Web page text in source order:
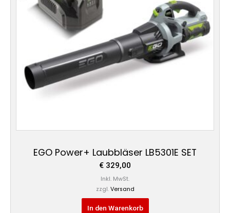
EGO Power+ Laubbläser LB5301E SET
€ 329,00
Inkl. MwSt.
zzgl. Versand
In den Warenkorb